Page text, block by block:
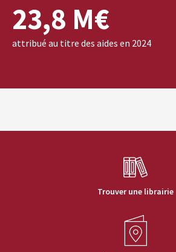
23,8 M€
attribué au titre des aides en 2024
Trouver une librairie